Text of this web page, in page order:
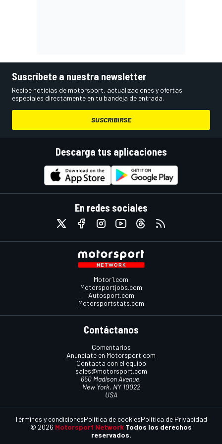
Suscríbete a nuestra newsletter
Recibe noticias de motorsport, actualizaciones y ofertas
especiales directamente en tu bandeja de entrada.
SUSCRIBIRSE
Descarga tus aplicaciones
En redes sociales
Motor1.com
Motorsportjobs.com
Autosport.com
Motorsportstats.com
Contáctanos
Comentarios
Anúnciate en Motorsport.com
Contacta con el equipo
sales@motorsport.com
650 Madison Avenue,
New York, NY 10022
USA
© 2026 Motorsport Network Todos los derechos
reservados.
Términos y condicionesPolítica de cookiesPolítica de Privacidad